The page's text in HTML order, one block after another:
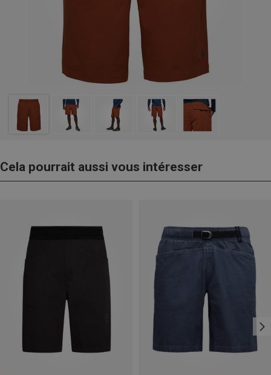
Cela pourrait aussi vous intéresser